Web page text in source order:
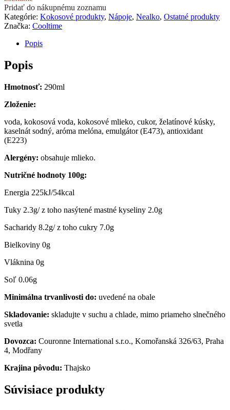
Pridať do nákupnému zoznamu
Kategórie: Kokosové produkty, Nápoje, Nealko, Ostatné produkty
Značka: Cooltime
Popis
Popis
Hmotnosť: 290ml
Zloženie:
voda, kokosová voda, kokosové mlieko, cukor, želatínové kúsky,
kaselnát sodný, aróma melóna, emulgátor (E473), antioxidant
(E223)
Alergény: obsahuje mlieko.
Nutričné hodnoty 100g:
Energia 225kJ/54kcal
Tuky 2.3g/ z toho nasýtené mastné kyseliny 2.0g
Sacharidy 8.2g/ z toho cukry 7.0g
Bielkoviny 0g
Vláknina 0g
Soľ 0.06g
Minimálna trvanlivosti do: uvedené na obale
Skladovanie: skladujte v suchu a chlade, mimo priameho slnečného
svetla
Dovozca: Couronne International s.r.o., Komořanská 326/63, Praha
4, Modřany
Krajina pôvodu: Thajsko
Súvisiace produkty